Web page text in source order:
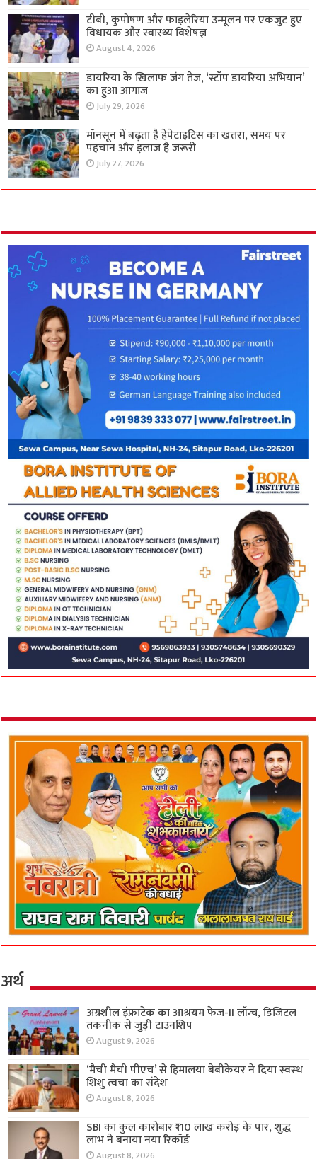
टीबी, कुपोषण और फाइलेरिया उन्मूलन पर एकजुट हुए
विधायक और स्वास्थ्य विशेषज्ञ
August 4, 2026
डायरिया के खिलाफ जंग तेज, ‘स्टॉप डायरिया अभियान’
का हुआ आगाज
July 29, 2026
मॉनसून में बढ़ता है हेपेटाइटिस का खतरा, समय पर
पहचान और इलाज है जरूरी
July 27, 2026
अर्थ
अग्रशील इंफ्राटेक का आश्रयम फेज-II लॉन्च, डिजिटल
तकनीक से जुड़ी टाउनशिप
August 9, 2026
‘मैची मैची पीएच’ से हिमालया बेबीकेयर ने दिया स्वस्थ
शिशु त्वचा का संदेश
August 8, 2026
SBI का कुल कारोबार ₹110 लाख करोड़ के पार, शुद्ध
लाभ ने बनाया नया रिकॉर्ड
August 8, 2026